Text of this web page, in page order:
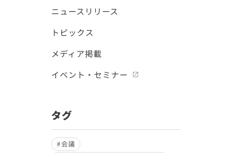
ニュースリリース
トピックス
メディア掲載
イベント・セミナー
タグ
会議